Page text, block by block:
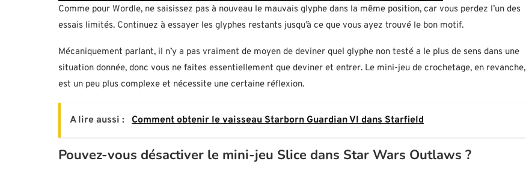
Comme pour Wordle, ne saisissez pas à nouveau le mauvais glyphe dans la même position, car vous perdez l’un des
essais limités. Continuez à essayer les glyphes restants jusqu’à ce que vous ayez trouvé le bon motif.
Mécaniquement parlant, il n’y a pas vraiment de moyen de deviner quel glyphe non testé a le plus de sens dans une
situation donnée, donc vous ne faites essentiellement que deviner et entrer. Le mini-jeu de crochetage, en revanche,
est un peu plus complexe et nécessite une certaine réflexion.
A lire aussi : Comment obtenir le vaisseau Starborn Guardian VI dans Starfield
Pouvez-vous désactiver le mini-jeu Slice dans Star Wars Outlaws ?